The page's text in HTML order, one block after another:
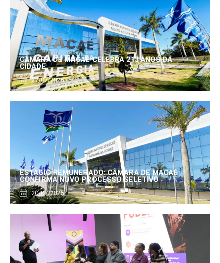
CÂMARA DE MACAÉ CELEBRA 213 ANOS DA
CIDADE
27/07/2026
ESTÁGIO REMUNERADO: CÂMARA DE MACAÉ
CONFIRMA NOVO PROCESSO SELETIVO
20/07/2026